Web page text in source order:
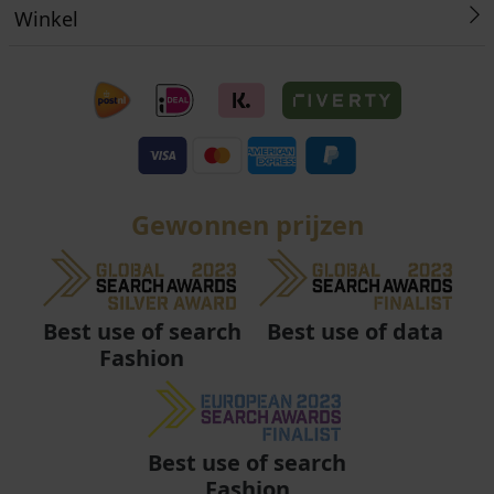
Winkel
Gewonnen prijzen
Best use of search
Fashion
Best use of data
Best use of search